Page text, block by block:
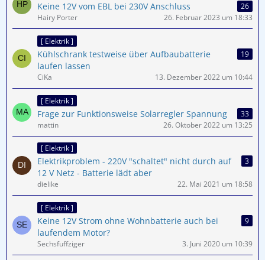
Keine 12V vom EBL bei 230V Anschluss
26
Hairy Porter
26. Februar 2023 um 18:33
[ Elektrik ]
Kühlschrank testweise über Aufbaubatterie
laufen lassen
19
CiKa 13. Dezember 2022 um 10:44
[ Elektrik ]
Frage zur Funktionsweise Solarregler Spannung
33
mattin
26. Oktober 2022 um 13:25
[ Elektrik ]
Elektrikproblem - 220V "schaltet" nicht durch auf
12 V Netz - Batterie lädt aber
3
dielike 22. Mai 2021 um 18:58
[ Elektrik ]
Keine 12V Strom ohne Wohnbatterie auch bei
laufendem Motor?
9
Sechsfuffziger 3. Juni 2020 um 10:39